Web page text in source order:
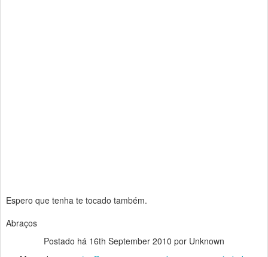
Espero que tenha te tocado também.
Abraços
Postado há 16th September 2010 por Unknown